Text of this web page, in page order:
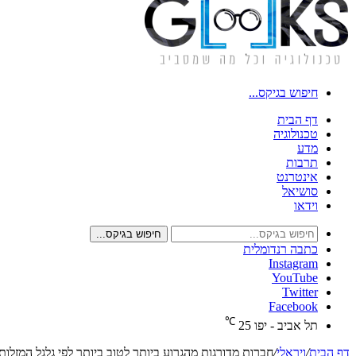
חיפוש בגיקס...
דף הבית
טכנולוגיה
מדע
תרבות
אינטרנט
סושיאל
וידאו
חיפוש בגיקס...
כתבה רנדומלית
Instagram
YouTube
Twitter
Facebook
תל אביב - יפו 25
℃
דף הבית/ויראלי/חברות מדורגות מהגרוע ביותר לטוב ביותר לפי גלגל